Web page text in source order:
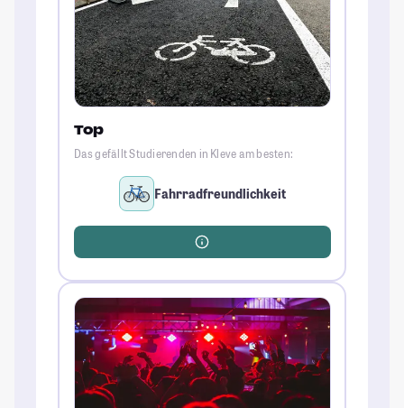
Top
Das gefällt Studierenden in Kleve am besten:
Fahrradfreundlichkeit